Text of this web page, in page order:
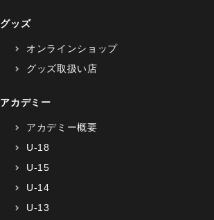
グッズ
オンラインショップ
グッズ取扱い店
アカデミー
アカデミー概要
U-18
U-15
U-14
U-13